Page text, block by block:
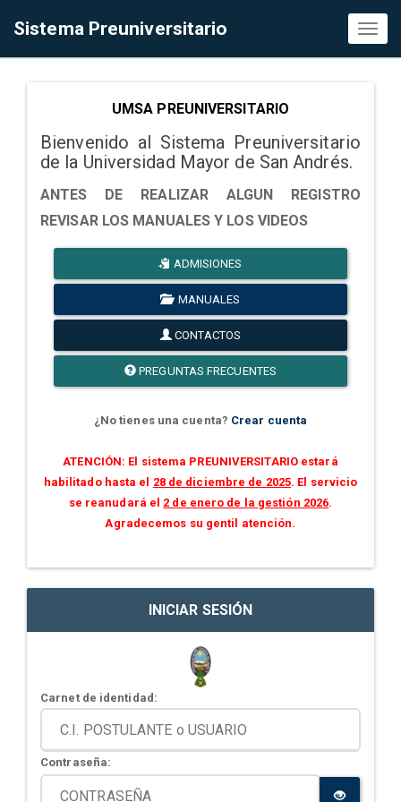
Sistema Preuniversitario
UMSA PREUNIVERSITARIO
Bienvenido al Sistema Preuniversitario
de la Universidad Mayor de San Andrés.
ANTES DE REALIZAR ALGUN REGISTRO
REVISAR LOS MANUALES Y LOS VIDEOS
ADMISIONES
MANUALES
CONTACTOS
PREGUNTAS FRECUENTES
¿No tienes una cuenta? Crear cuenta
ATENCIÓN: El sistema PREUNIVERSITARIO estará
habilitado hasta el 28 de diciembre de 2025. El servicio
se reanudará el 2 de enero de la gestión 2026.
Agradecemos su gentil atención.
INICIAR SESIÓN
Carnet de identidad:
Contraseña: